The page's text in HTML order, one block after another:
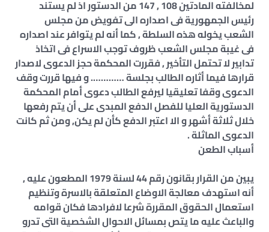
لمخالفته المادتين 108 , 147 من الدستور اذ لم يستند
رئيس الجمهورية فى اصداره الى تفويض من مجلس
الشعب يخوله هذه السلطة , كما أنه لم يتوافر عند اصداره
فى غيبة مجلس الشعب ظروف توجب الاسراع فى اتخاذ
تدابير لا تحتمل التأخير , فقررت المحكمة حجز الدعوى لاصدار
قرارها فيما أثاره الطالب بجلسة …………. و فيها قررت وقف
الدعوى وقفا تعليقيا ليرفع الطالب دعوى أمام المحكمة
الدستورية العليا للفصل الدفع المبدى على أن يتم رفعها
خلال ثلاثة أشهر و الا اعتبر الدفع كأن لم يكن, ومن ثم كانت
الدعوى الماثلة .
أسباب الطعن
يبين من القرار بقانون رقم 44 لسنة 1979 المطعون عليه ,
أنه استهدف معالجة الاوضاع المتعلقة بالاسرة وتنظيم
استعمال الحقوق المقررة شرعا لافرادها فكان قوامه
والباعث عليه ما يتص بمسائل الاحوال الشخصية التى تدرو